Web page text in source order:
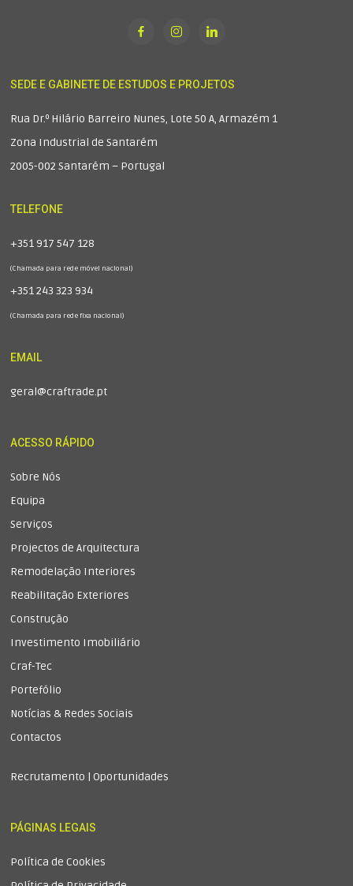
SEDE E GABINETE DE ESTUDOS E PROJETOS
Rua Dr.º Hilário Barreiro Nunes, Lote 50 A, Armazém 1
Zona Industrial de Santarém
2005-002 Santarém – Portugal
TELEFONE
+351 917 547 128
(Chamada para rede móvel nacional)
+351 243 323 934
(Chamada para rede fixa nacional)
EMAIL
geral@craftrade.pt
ACESSO RÁPIDO
Sobre Nós
Equipa
Serviços
Projectos de Arquitectura
Remodelação Interiores
Reabilitação Exteriores
Construção
Investimento Imobiliário
Craf-Tec
Portefólio
Notícias & Redes Sociais
Contactos
Recrutamento | Oportunidades
PÁGINAS LEGAIS
Política de Cookies